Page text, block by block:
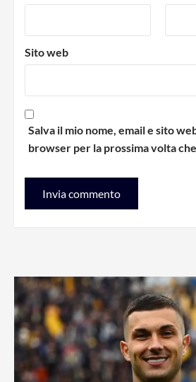
Sito web
Salva il mio nome, email e sito
browser per la prossima volta